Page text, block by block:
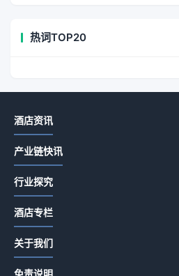
热词TOP20
酒店资讯
产业链快讯
行业探究
酒店专栏
关于我们